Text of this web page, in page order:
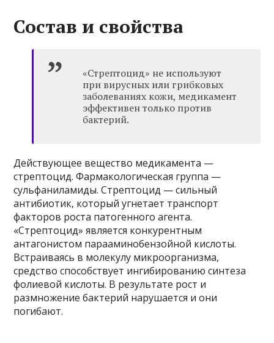
Состав и свойства
«Стрептоцид» не используют
при вирусных или грибковых
заболеваниях кожи, медикамент
эффективен только против
бактерий.
Действующее вещество медикамента —
стрептоцид. Фармакологическая группа —
сульфаниламиды. Стрептоцид — сильный
антибиотик, который угнетает транспорт
факторов роста патогенного агента.
«Стрептоцид» является конкурентным
антагонистом парааминобензойной кислоты.
Встраиваясь в молекулу микроорганизма,
средство способствует ингибированию синтеза
фолиевой кислоты. В результате рост и
размножение бактерий нарушается и они
погибают.